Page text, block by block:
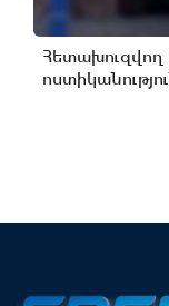
Հետախուզվող